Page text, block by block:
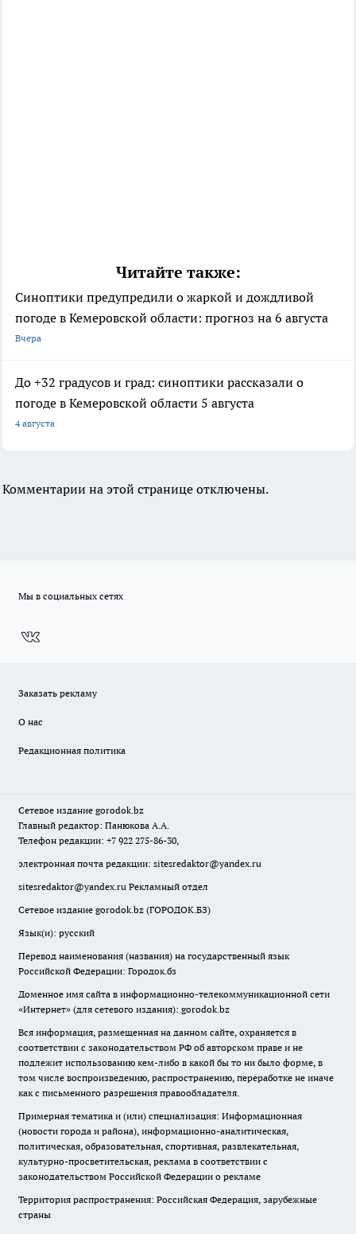
Читайте также:
Синоптики предупредили о жаркой и дождливой
погоде в Кемеровской области: прогноз на 6 августа
Вчера
До +32 градусов и град: синоптики рассказали о
погоде в Кемеровской области 5 августа
4 августа
Комментарии на этой странице отключены.
Мы в социальных сетях
Заказать рекламу
О нас
Редакционная политика
Сетевое издание gorodok.bz
Главный редактор: Панюкова А.А.
Телефон редакции: +7 922 275-86-30,
электронная почта редакции: sitesredaktor@yandex.ru
sitesredaktor@yandex.ru Рекламный отдел
Сетевое издание gorodok.bz (ГОРОДОК.БЗ)
Язык(и): русский
Перевод наименования (названия) на государственный язык
Российской Федерации: Городок.бз
Доменное имя сайта в информационно-телекоммуникационной сети
«Интернет» (для сетевого издания): gorodok.bz
Вся информация, размещенная на данном сайте, охраняется в
соответствии с законодательством РФ об авторском праве и не
подлежит использованию кем-либо в какой бы то ни было форме, в
том числе воспроизведению, распространению, переработке не иначе
как с письменного разрешения правообладателя.
Примерная тематика и (или) специализация: Информационная
(новости города и района), информационно-аналитическая,
политическая, образовательная, спортивная, развлекательная,
культурно-просветительская, реклама в соответствии с
законодательством Российской Федерации о рекламе
Территория распространения: Российская Федерация, зарубежные
страны